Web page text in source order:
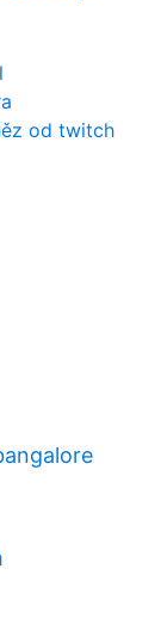
od twitch